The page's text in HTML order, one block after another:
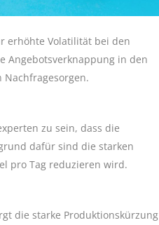
erhöhte Volatilität bei den
Angebotsverknappung in den
zu sein, dass die
dafür sind die starken
pro Tag reduzieren wird.
die starke Produktionskürzung